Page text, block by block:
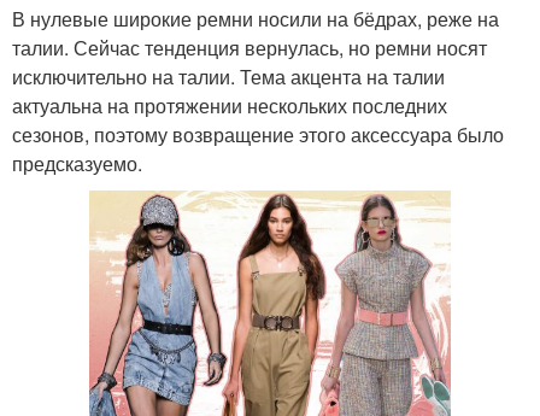
В нулевые широкие ремни носили на бёдрах, реже на
талии. Сейчас тенденция вернулась, но ремни носят
исключительно на талии. Тема акцента на талии
актуальна на протяжении нескольких последних
сезонов, поэтому возвращение этого аксессуара было
предсказуемо.